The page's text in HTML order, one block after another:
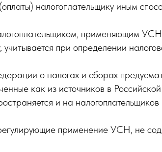
налогоплательщику иным
применяющим
при определении
о налогах и сборах
как из источников в
и на
применение УСН, не